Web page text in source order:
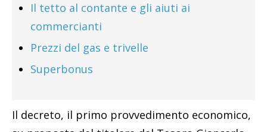
Il tetto al contante e gli aiuti ai
commercianti
Prezzi del gas e trivelle
Superbonus
Il decreto, il primo provvedimento economico,